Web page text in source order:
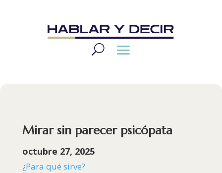
Mirar sin parecer psicópata
octubre 27, 2025
¿Para qué sirve?